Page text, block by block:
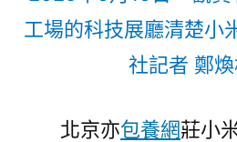
工場的科技展廳清楚小
社記者 鄭
北京亦包養網莊小